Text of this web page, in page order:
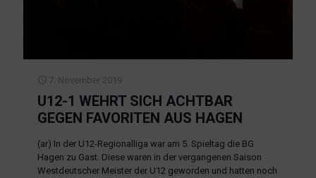
7. November 2019
U12-1 WEHRT SICH ACHTBAR
GEGEN FAVORITEN AUS HAGEN
(ar) In der U12-Regionalliga war am 5. Spieltag die BG
Hagen zu Gast. Diese waren in der vergangenen Saison
Westdeutscher Meister der U12 geworden und hatten noch